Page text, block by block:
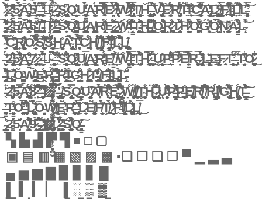
̷̧̧͕͕͎̣̂̀̑͂̔̇̏͌̀̀͘͝2̵̨̳͇͖̫̭̘͙̊͊̇̒̈̓͂̋͑̊̊̕̕̚͜͝5̷̡̳̪̘̙̩̦̾̀̀̑̽̈́̋͝Ā̵̡̝̝͙͖͈̗̖̻͎̤͕̲͒̾̅ͅ5̸̳̩͍̲̜̀̈́́̒̈́́̓̎̌̓̆̈́̍ ̵͕͕̫̩͔̪͍̜̑̇͂͐ͅ ̶͇̗̥̯̤̟̫̣͓̙͓̘̘͌̃̿̒̃̒̋͒͘͝▥̷̧̧̧̢̩̞̟̮͔͉̞̹͊́̐̐̑̌͛ ̷͖̺͖̦̫̈́̾ ̶̧̡͈͇͖̼͈̖̥̠̭͖̻̘͐̇̇̀̋͗̔Ş̷̢̨̜͍̼̪̥͙̩̮̭̝͔͆͐Q̷̲͙͇̟̗̬͙̣͛̾̑͗U̴̮̳̼̦̲̪͖̥͙͊͗͊̌̆̒̈́̇͑̀́͂̅͐̈́A̵͖̱̫̥̯͕̮̰̩̤̤̯̩̎͗͗͛́R̸͍͚̐̄̃̿̃̽͊̿͆̉̓̔́͝͝E̷͈̣̊̈̒̂͗̽̈́̿̀͠ ̸̢̢͆͑̓̓̑͛̅̋̾̈́͌̐̍̚͘W̷̲̥̍̿͋͑́̄̒̑́͛͒̋̉͛ͅĮ̷̢̡̛͉̣̖̋͑͆̿͛̔̔͒̒T̸̨̮̝͓̗̮͈̟͍̲̼̝͔̊̑ͅȞ̵̢̡̧̜̝̟͓̞͙̬͉͉͔̣͍̆̈́͠ ̵̡͓̩̪͕̖̩̞̐̀̄͌̍́V̶̡̢̺̻̥͉͖̫̫̩͛̂͆̉̈̌͋̌̏̂̐͌̋͝͠ͅͅÈ̷͕̩̣̤͓̅̓̋͋̓͑̈́̓͊̌͑̓̚R̸̡̛͈̞̤͖̅̄͐̓̈́̄͆͋̒̕T̶̛̯͆͂͑͋̈̃̓̕I̶͎͍̔͐̾̍̏̍̐͂͑͜͝C̵̨͇̞̹̤͉͚̱͉̫̰̓̐̒̿͆͌̇͆͋̋̔̕̕͝A̶̢̯̤̹̦̝͉̣̖̫̮̩͎̠͍̒̓̑͗͐̋͠Ļ̷̢̰̣̮̥̘͓̞͍̈̒̕͜ ̸̢̖̮͓̘̲̞̮̺̪́͐̿̄̍́̆̑̆͝F̷̪̔́͒̈̇͋͗̅̈́͛͑̚͠͝͝Ī̵̧̛̼̹͕̩̝̱͔̠̺̪̼͍͚͍̑̋͂̉̍̋͂̈̾̕Ļ̸̛̼̜̄̋͋̐̔̃̍̐̀͒͝͝ͅĽ̴̡̛͓͇͈͈̩͈͓̈͐͂̏̈́̍͛̏̿͑̂͝
̵̧̺͉͕̟̠̹̟͆̀̄́̀̋̈́͌͗͌̒̃͆̕͠ͅ2̴̢̨̦̪̭͇̯͎̤͇͓̀̎͑͑͂̾̓̋̾͊͗̈̈́̀͘ͅ5̸̛̺̼̝̠̋Ǎ̶̧̨̼̰̗̹͈̦͍̱̖͋̃̾̃͆̋̑̀͑͗͑6̵̡̧̳̩͉̜͍̪̬̱̓̽̕ ̸̝̜͚͕̖̟̦̘̮̦̺̙̙̉̓̄̑̋̿͊̄ͅ ̵̡͉̦̗̮̥͔̞͖̺̰̖̊̈́͆̀̋̾̇▦̷̡͔̼̖̓̓̾̌͌͊̚ ̷̨̢̛̬̦̞̤̙͈̙̿̆̽̓̋̇͌̍ ̶̛̻͇̣͍̪͚̙͍̤͂̆̀̈́̅̍̅̚͝ͅͅŠ̷̼̝̟̍̒̔̂̔͊͗̂̌̕͠Q̶̱̻̪̳̗̭͚̦̆̽̌̎̅̎̔͐̀̓̃̾͝͝U̷̧̨̠̥͔̱͇̹͚͚͈͇̺̖͌̆̄͋̋Ą̸̘̼̬̤̺͚͇̿R̸̢̡͓͈̦͐̇̀̂̇͌E̷͎͇̫͚̹̭͖͌͌̊̅̈́͗͘͜͠͝͠͠ ̷̢̨̰͍̥͙̦͍͎̪͔̞̻́͗͜Ẃ̵͍̓̏͒I̶̘̳̖̋̅̑̐̈́̊̍͂͝T̵̛͈͇͍̭͇̫̩̤̺̰̝̈́͑́͊͐̄̄̋̽̌͑́̌͜͜͝H̶̯̦̤͍͓̩̟̺̯͕́̇͌̐͂̚ ̸̤̯̦̦̥̺͚͕̣̱͇̐͆̀̾͜Ọ̵̧̮͓̹̬̟̦͔̪͔̈́̾͋̇̈͒͜Ŗ̷̝͕͉̪̖̿̇̾̉̔̎͛͜T̷̥̯̼̼̫̩̘͕̤̞́͐̀͗̄̿̌́̈́͌̉͌̉́͠H̷̙̠̲̤̤̦̖͒̂̀͊͂̓̉̈́̓͛̿͘O̴̪͖̫̗̗̞͗̒́̊͛̉̉̐̓̍̀̇̎̆Ǵ̸͎͖̘͎̣̊́̚͜Ò̷̱̣̺̭́̀̈́̀̈́̃̃̓̈̈͋͘͠Ņ̷̧̛͉̠̜̭̂̓̈Ä̵̡̳͍͎̩̤̰̝̣̦͈̼́̓̉́̌̓̆̀͗͐͒̚̚L̴̜̣̩̍͒́̿̇͑͝ͅ
̴̧̣̱̿́̓̀͆̍̕͝͝C̵̢̺̤̟̼̻̗̟̖͕̠̮̜̽̃̃̑͛̽͜͝Ŗ̸̛̤͕͍̗̝͓̣̲͈̲̭̤͍̍̏̇̑̐ͅƠ̷̦͍̩̯͉̭̙̈̄́͌̓̍̃̈̿́̔̃̇̕S̸̠̖̫̬̰̮̬̪͍̮͈̟̙̙͆̾͗̅́̒̓̌̇͠͠S̵̛͎͕̗̻̤̯̫̹͓͍̻̬̈́͜H̵̩͎̲̹̻̬̤̥͔͈̊Ã̴̡̢̨̩͈̻̝̯̝̖̒̏̒̀̃͘͝͝ͅŢ̶̹͉͔͙̗̩͆̿̔͛̈́C̷̼͕͚̰̗͒͗́Ḩ̸͕͙̱̭̤͓͖̺̈̐́̌̚ ̸̡̧̡̛̖̝̹͖̳̻̦͓̱͙͕̄́̓̓͐̆͌̇̕F̴̧̱̮̘̖̳̥̖̜̘̰̲̘͆̓̒̎͑̅̓͆́̐̐͗͘͝ͅǏ̵̥̩̫̌̐͐̽̔́̈̏͒͆͂̅̎̔ͅĹ̴̗̲̼̟̯̫̘̮́̋̆͌̂̀͋̏̌̀L̸̢͇̺̭̝̝̻̖̂
̶̛͖̮͖̩̼̩̭̱̻̼́̍̋̈2̶̡̧̢̨̛̩͉̩̜̞̖͍̼̰͆̐̈͜͜5̷̛̖̲̮̖͕̭̰̬͋̓͂͒̋͐̓̅̈̀͘͜͝A̵̮̥̝̙̖̲̳͖̭̘̺̪̾͒͂̽̎̅̕7̷̧͕̟̮̝̖̘͇̟̰̼̔̽͛̾ ̷̫̟͇͔̟̥͙̺͕̼̱̤͂̓ ̶͉̮͕̼͎̮̈́̋̈͆̏̉͋͐͆̅▧̴͓̼͔͐͊ ̶̨̛̹͍̞̤͚̭̼͓͈̱̍͒̉̇͒̃̐͝ ̴̹͇̐͌̓̓͋̎̊̃͘S̵̭͓̻̻͍͎̼͓̯̲͙̝̫̐̈͋̈́̓͂̚͜Q̷̢̢̨̣̲͚͎͖̠͚̟͈͆̓͝Ṳ̸̡̢̢̖̮̪͕͉̖̿͜A̵̢̢̦̣̬͓̥̞̹̓̎ͅR̶̪̝̔͗̈́̊̓̓͘͝Ẹ̸̜̯̭̳̭͗̍̒̍̄̓̇͆͜͠ ̸̩̀͌Ŵ̶̨̳̱͖̖̩̝̳͓͖̳̬̺̦͓̀͋́̈́̈́͆͐́Ì̵̧̛̻̖̙͍͇̙̭͓͓̎̄͑̿̓͜T̵̺̙̠̺͙̘̜̭̉͂̇͒̉̈́̆͛͗̈́̚H̷͇͚̰̰͚̻̙̤̥̋̀̇̎͛̃͗͑̀͂̿͌̎͝ͅ ̵̨͓̹͖̫̲͙̩͉̻̺̖̮͖̈́̄͋Ų̷͙̗͕̮̘̮̬̲̣̩̝̰̆͐̽͜͝P̵̛̠̞̎͂̐̈̇͌̅̓̈̈́̕P̷͙̈́̈́͂̉̌̿̓́̌̃̀̽̍͘͝E̸̜̟̣̟̳̅̈̃̀̓̿̈̑̉͋̇͒͂̔̚R̶͈͚̜͉̮̜̬͐̅̏̿ ̷̢͙̙̘͙̹̼̮̝͇͖͔̎͊̋̈́̓̀͐̎̀̚͘̕̚L̶̢̦̩͔̝͇͓͕̻̦͗̎̈͛͠E̶̢̛͉͖̲͓̦̗̦̲̖̔͐̂F̷͍̫̥̂ͅT̴̛̟̗̣͇̲̜̼̙͙̥̯͇̮͕͕̆̽̄̈́̄̌̎̈͑͑͂ ̴̡͇̖̿͂͌T̵͈̟̣̦͇͔̏̓͋̄̄̚O̷̻̪̹̟̫̺̺͉͎̣̘̯̰̣̾͋̊͋͆̋͜
̶̨̨̢̰̝̻̱̯̼̻̇͌̓̂̀̐͜͠͠͝L̴̠̮̪̭̫͋͛̿̚Ŏ̵̳̝̻̪̲̮̔ͅW̶̧̡͇͚̻̼̗̰̩̣̝͚̖̑̏̾̃͜E̶̯̭̅̅̔̎̂̉̓R̴̫̬̦̜̳̥͌̀́͠͝ ̵̨̦͈̣̖͙̺͕͓̘̮̪̲͍̮̐̈́̀̎̈́̒̒́͆͗R̵̜̖̙̼̜̩͈̩̬̘̝͕̻̰̆̓̈́̍̍̿̈́͂͛̎̀̀̎͜͠İ̶̯̣̽G̴̛͔̻̘͇͒̌̂̐̑̄̎H̷̢͖̬͇͇͇̪̣͍̽̾̐T̵̡̛̩̫͈̫̖͙̒̔̒͊̏͘̚ ̸̭̘͈̝̱͔̲͓̫̀́͜͝F̴̛͕̩̗͇̯͂̐̽͂̏̍͘͜Į̴̡̲̪̱͖͇̘͑̈̓͐͑̌͑̿̏̕͜Ļ̵̨̘̪̳̦͎̲͚̭̈͊̀͗́͛̅͠Ľ̵̜̮͂͒
̵̖̔͋2̴̡̡͓͕̱͖̣̼̣͚̓̈͑̑͒̇̂͌͗͒̈5̶̬͖̲͕̿̄̆͘͝A̴̢̛͍͓̲̜̩͔̣͇͊̓̎̈́̈́̎8̷̤̈̋̈̃̚͝͝͝͝ ̶̛̺̽̔͋́͛̌̀̔̓͒͝͝ ̵̦͉̩̗͔̝̗͎̰̬̓̾̅̄̓͌̚̚͝▨̴̞̝̍́̑̐̓̀̿̕̕̚̕͠͝ ̶̨̧̢͎͈̠̬̲̱̗̟͙̥̤̓͘ ̸̨̬̱̻̞̙̰͗͝S̴̡̢͓̗̖͉̣͈̤̯̗̿͐Q̶̧̝̻̳̭̠̲̗̓͝U̴̮̝͔̥̝͕̜̤̤͆̕͝͠A̸͓̒͆̉̽̌̆͆̈́͝͝͠Ŕ̴̨̺̐̃̋͋͛̓̈́́̓̈́̏È̵͕͍̺̣͈̻̩̙̞̙͔͇͛̍̂̔͒͑̿̍͌̄̒̎̚̚ ̷̢̖̟̹͍͙͙̳̳͖̦̟̄̈̽̉̏̀͌͂̓̏͝Ẉ̸̧̡̲̥̭͙̻̟̦̼̼̃͜ͅI̸̞̩͇̠̬̘͊̃̐̂̈̔̔͘Ţ̴̥̮̬̼͔͋̊Ḣ̴̻̮̺̦̲̥̫̜̘̩̠͌̑́̈͂ ̷̢̨̱̙͚͉͔͌̈́̉Ų̶̛͙̗͎̩͙̝̥̮̓̓̓̎̌̀̂͌̊̌͂̎͐ͅP̶̛̛̗̤̮͇̩̱̥̙̰̳͈̯̯̉̓͆͐̉̇̓̚̚͜͝͝ͅP̶̦̦̩̯̣̠͇̩͔̮̖̐͘E̸̞͈͇͍̝̪̗͌͗͗̐̆̕͠R̸̨̹̫͕̭̝̓͌̊̍̆̚͠ ̸̘͙͎̐̐̋̌̀͌́͑̒̊̕͘R̵̖̯̝̰̳̗̳̫̥͚̠͍͕̈́Į̸̛̩̙͓̙̄͗̔̏̔̐̐̑̆G̴̢̧̢̱̪̬̱̗̗̘̗̱̊̔̉͛̈̅͋͘Ḥ̸̢̨̮̳̪̘͎͈̳̖́̋͝T̶̬̞̠͇̳̘̣͖̳͍̐͊́͗̉̋̈́͜͜͜͠ͅ
̶̧̳̳̪͈̓̋̅Ṭ̶͈̮͕̞͓͈̩̗̳͓̓̓̂̓͒ͅͅO̵̧͈͔͈̰͚͖͆̿͂̾̿̊́̑̔͘̕ͅ ̵̨̖͔̭̰̪̫̭͈̣̟̬̒̓̊̆̀͆̾̈́͒L̷̢̛͖̗̝̩̠̫̺͔̼͙͓̹̙̉͊̉̀̃̅̀͑̈́͌̕Ō̵̻̙̭̘̣̘̦̦ͅẂ̸̢̜̜̗̣͖͓̜̪̒̾͊̅̆̏̓̔̒͜͝͝ͅE̴͈̝͈͛̓̏̃͘͝R̶͈̪̻̼̞̭͇͐͑̎̈̏̆̾͝ ̴̡̥̤̲̟͕̥̂̿̂͆̄̓̀̕L̷͕̭̫͔̣̞̋̌̈͛̾̚ͅE̸̡̡̥͉̗͖̥͖̰̝͈̤̘̓̄̄̍̎̃̊̚͠F̸̭̼̖̗̜̬̌́̀̓̾̚͠Ţ̸͔̪͕̼͛̀̈́̊͜͠ͅ ̷̠̫̩͍̺̭̗͉̮̔͋̐̓͂̎̚̕F̵̼̔̌̊͒̈́̏͊̚͝Ḯ̸̢̦̠̝̹̠͍̗̞͓̘̋͆̒͌̏͝͝L̷̢̡͚̯͖̣̖̯͍͙̺̩͗̅̀̉͑̓Ļ̸̨̥̖̼̬̞̦̙̙̺̭̿̽̇͜͜
̴̧̫͇̣̳̗̍̍̿̃́̀̀́͝͝2̵͍̮͚̾̓̅͝5̴̞̣͔̌̅̽̈Ą̸̧̟̹̯̮̱̫̩̙̤̬̱̎̉̈́͋̎̾͆̏͑͘͝ͅ9̷̙̥̟̯̞͂̂̍̌̈́̀ ̵͔͍͔̯̲̭͖͇͔͓̉́̊̌̈́̈́̉̌́̈́̽̄͋͜͠͝ ̷̻̈́̑̔̓̂͜▩̷̨̧̡̮̜̝̦̟̹̥͍̮̓͗͌̔̐́̀͗̂͌̊̇͠ ̷̮̥̝͚̖̣͍̟̟͓̙̯̬̐͛̒̌͒͝ ̶̧͍̮̞̹̼͉̻̣̘͕̰̌́̀̒̃̂S̸̡̡͖̰̠̙̠̫̻͙͚̦̦̻͋̀̋̀̅͋̐͗̉͑̅̊ͅQ̶̢̗̥̘̳̗͙̦͕͓̑̓͠
▚ ▙ ▟ ▛ ▜ ■ □ ▢
▣ ▤ ▥ ▦ ▧ ▨ ▩ ▪❏ ❐ ❑ ❒ ▀ ▁ ▂ ▃
▄ ▅ ▆ ▇ ▉ ▊ ▋ █
▌ ▍ ▎ ▏ ▐ ░ ▒ ▓